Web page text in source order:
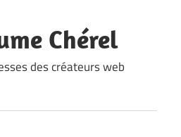
Chérel
des créateurs web